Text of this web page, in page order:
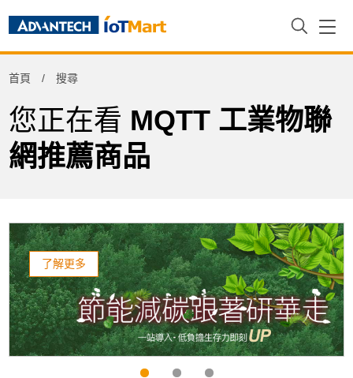
首頁 搜尋
您正在看 MQTT 工業物聯
網推薦商品
了解更多
Product Tag